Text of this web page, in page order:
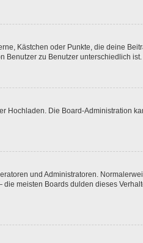
Kästchen oder Punkte, die deine
Benutzer zu Benutzer unterschiedlich ist.
Hochladen. Die Board-Administration
und Administratoren.
meisten Boards dulden dieses